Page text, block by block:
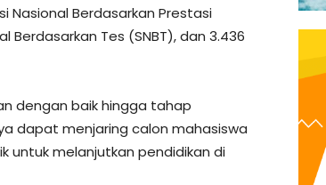
Nasional Berdasarkan Prestasi
Berdasarkan Tes (SNBT), dan 3.436
dengan baik hingga tahap
dapat menjaring calon mahasiswa
untuk melanjutkan pendidikan di